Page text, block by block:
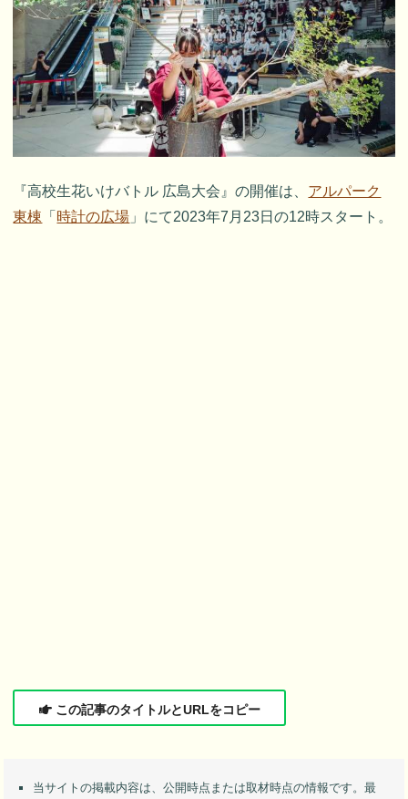
『高校生花いけバトル 広島大会』の開催は、 アルパーク
東棟 「 時計の広場 」にて2023年7月23日の12時スタート。
この記事のタイトルとURLをコピー
当サイトの掲載内容は、公開時点または取材時点の情報です。最